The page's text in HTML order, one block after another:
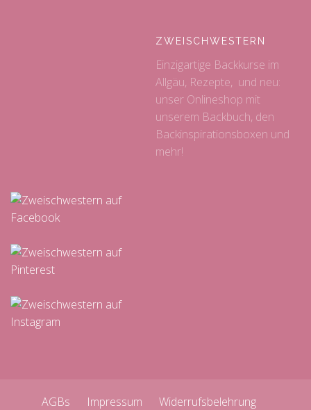
ZWEISCHWESTERN
Einzigartige Backkurse im
Allgäu, Rezepte, und neu:
unser Onlineshop mit
unserem Backbuch, den
Backinspirationsboxen und
mehr!
AGBs Impressum Widerrufsbelehrung